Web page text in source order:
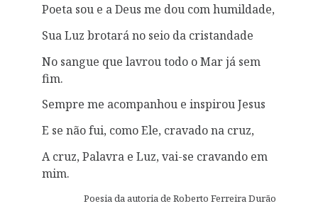
Poeta sou e a Deus me dou com humildade,
Sua Luz brotará no seio da cristandade
No sangue que lavrou todo o Mar já sem
fim.
Sempre me acompanhou e inspirou Jesus
E se não fui, como Ele, cravado na cruz,
A cruz, Palavra e Luz, vai-se cravando em
mim.
Poesia da autoria de Roberto Ferreira Durão